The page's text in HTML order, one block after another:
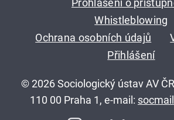
Prohlášení o
Whistleblowing
Ochrana osobních údajů
Přihlášení
© 2026 Sociologický ústav AV
110 00 Praha 1, e-mail: